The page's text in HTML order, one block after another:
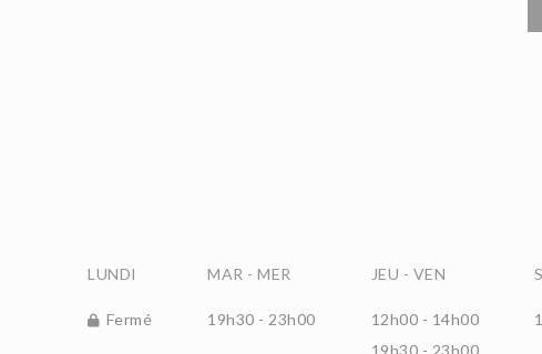
LUNDI
Fermé
MAR -MER
19h30 - 23h00
JEU - VEN
12h00 - 14h00
19h30 - 23h00